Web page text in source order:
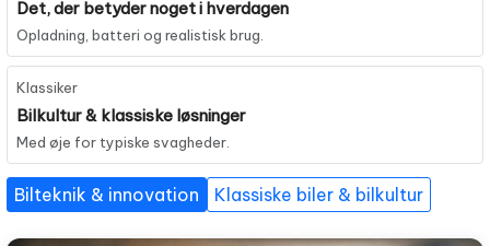
Det, der betyder noget i hverdagen
Opladning, batteri og realistisk brug.
Klassiker
Bilkultur & klassiske løsninger
Med øje for typiske svagheder.
Bilteknik & innovation Klassiske biler & bilkultur